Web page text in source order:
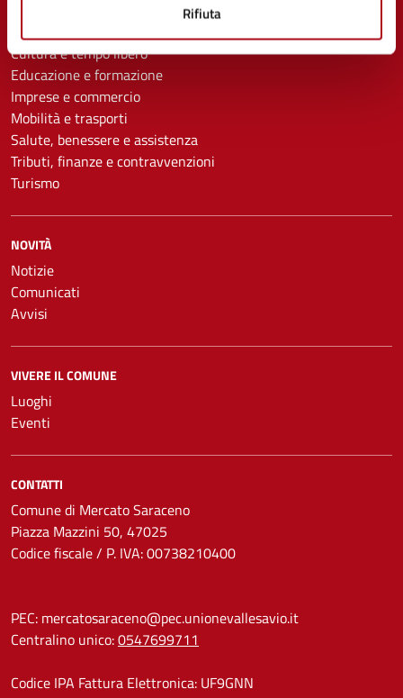
Rifiuta
Cultura e tempo libero
Educazione e formazione
Imprese e commercio
Mobilità e trasporti
Salute, benessere e assistenza
Tributi, finanze e contravvenzioni
Turismo
NOVITÀ
Notizie
Comunicati
Avvisi
VIVERE IL COMUNE
Luoghi
Eventi
CONTATTI
Comune di Mercato Saraceno
Piazza Mazzini 50, 47025
Codice fiscale / P. IVA: 00738210400
PEC: mercatosaraceno@pec.unionevallesavio.it
Centralino unico:0547699711
Codice IPA Fattura Elettronica: UF9GNN